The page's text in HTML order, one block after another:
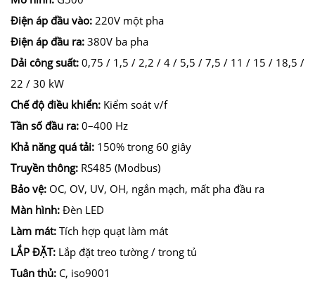
Điện áp đầu vào: 220V một pha
Điện áp đầu ra: 380V ba pha
Dải công suất: 0,75 / 1,5 / 2,2 / 4 / 5,5 / 7,5 / 11 / 15 / 18,5 /
22 / 30 kW
Chế độ điều khiển: Kiểm soát v/f
Tần số đầu ra: 0–400 Hz
Khả năng quá tải: 150% trong 60 giây
Truyền thông: RS485 (Modbus)
Bảo vệ: OC, OV, UV, OH, ngắn mạch, mất pha đầu ra
Màn hình: Đèn LED
Làm mát: Tích hợp quạt làm mát
LẮP ĐẶT: Lắp đặt treo tường / trong tủ
Tuân thủ: C, iso9001